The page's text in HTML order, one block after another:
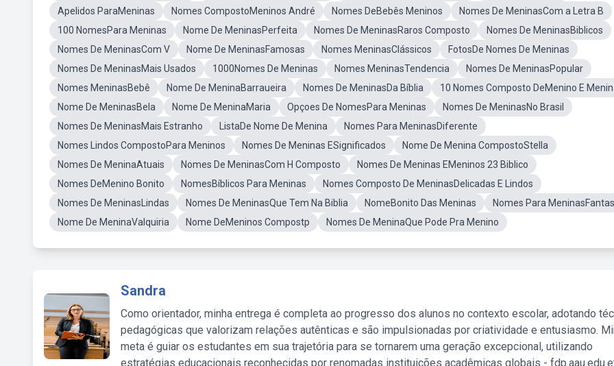
Apelidos ParaMeninas
Nomes CompostoMeninos André Nomes DeBebês Meninos
Nomes De MeninasCom a Letra B
100 NomesPara Meninas
Nome De MeninasPerfeita Nomes De MeninasRaros Composto
Nomes De MeninasBiblicos
Nomes De MeninasCom V
Nome De MeninasFamosas Nomes MeninasClássicos
FotosDe Nomes De Meninas
Nomes De MeninasMais Usados
1000Nomes De Meninas Nomes MeninasTendencia
Nomes De MeninasPopular
Nomes MeninasBebê
Nome De MeninaBarraueira Nomes De MeninasDa Bíblia
10 Nomes Composto DeMenino E
Nome De MeninasBela
Nome De MeninaMaria Opçoes De NomesPara Meninas
Nomes De MeninasNo Brasil
Nomes De MeninasMais Estranho
ListaDe Nome De Menina
Nomes Para MeninasDiferente
Nomes Lindos CompostoPara Meninos
Nomes De Meninas ESignificados
Nome De Menina CompostoStella
Nomes De MeninaAtuais
Nomes De MeninasCom H Composto
Nomes De Meninas EMeninos 23 Biblico
Nomes DeMenino Bonito
NomesBíblicos Para Meninas
Nomes Composto De MeninasDelicadas E Lindos
Nomes De MeninasLindas
Nomes De MeninasQue Tem Na Biblia NomeBonito Das Meninas
Nomes Para
Nome De MeninaValquiria
Nome DeMeninos Compostp Nomes De MeninaQue Pode Pra Menino
Sandra
Como orientador, minha entrega é completa ao progresso dos alunos no contexto escolar, adotando
pedagógicas que valorizam relações autênticas e são impulsionadas por criatividade e entusiasmo.
meta é guiar os estudantes em sua trajetória para se tornarem uma geração excepcional, utilizando
estratégias educacionais reconhecidas por renomadas instituições acadêmicas globais -